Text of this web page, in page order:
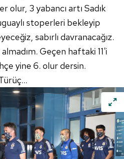
olur, 3 yabancı artı Sadık
stoperleri bekleyip
sabırlı davranacağız.
Geçen haftaki 11'i
yine 6. olur dersin.